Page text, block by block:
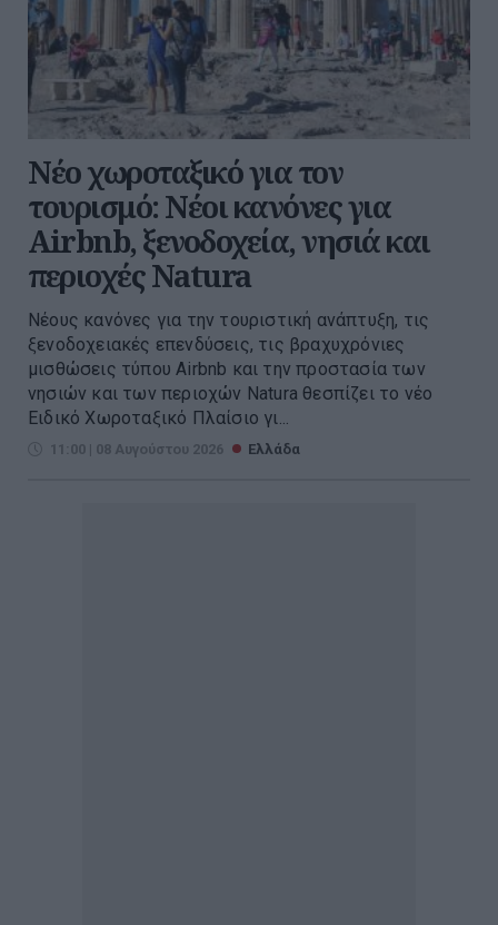
Νέο χωροταξικό για τον
τουρισμό: Νέοι κανόνες για
Airbnb, ξενοδοχεία, νησιά και
περιοχές Natura
Νέους κανόνες για την τουριστική ανάπτυξη, τις
ξενοδοχειακές επενδύσεις, τις βραχυχρόνιες
μισθώσεις τύπου Airbnb και την προστασία των
νησιών και των περιοχών Natura θεσπίζει το νέο
Ειδικό Χωροταξικό Πλαίσιο γι...
11:00 | 08 Αυγούστου 2026 Ελλάδα